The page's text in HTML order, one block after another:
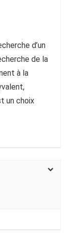
d’un
de la
à la
un choix